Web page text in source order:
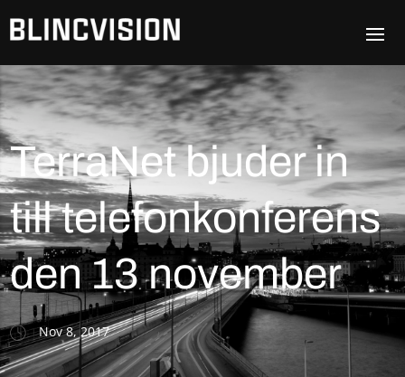
TerraNet bjuder in
till telefonkonferens
den 13 november
Nov 8, 2017